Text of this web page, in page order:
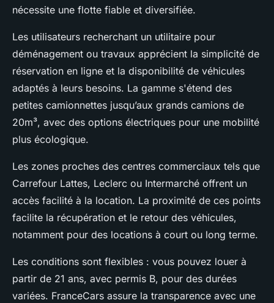
nécessite une flotte fiable et diversifiée.
Les utilisateurs recherchant un utilitaire pour
déménagement ou travaux apprécient la simplicité de
réservation en ligne et la disponibilité de véhicules
adaptés à leurs besoins. La gamme s'étend des
petites camionnettes jusqu’aux grands camions de
20m³, avec des options électriques pour une mobilité
plus écologique.
Les zones proches des centres commerciaux tels que
Carrefour Lattes, Leclerc ou Intermarché offrent un
accès facilité à la location. La proximité de ces points
facilite la récupération et le retour des véhicules,
notamment pour des locations à court ou long terme.
Les conditions sont flexibles : vous pouvez louer à
partir de 21 ans, avec permis B, pour des durées
variées. FranceCars assure la transparence avec une